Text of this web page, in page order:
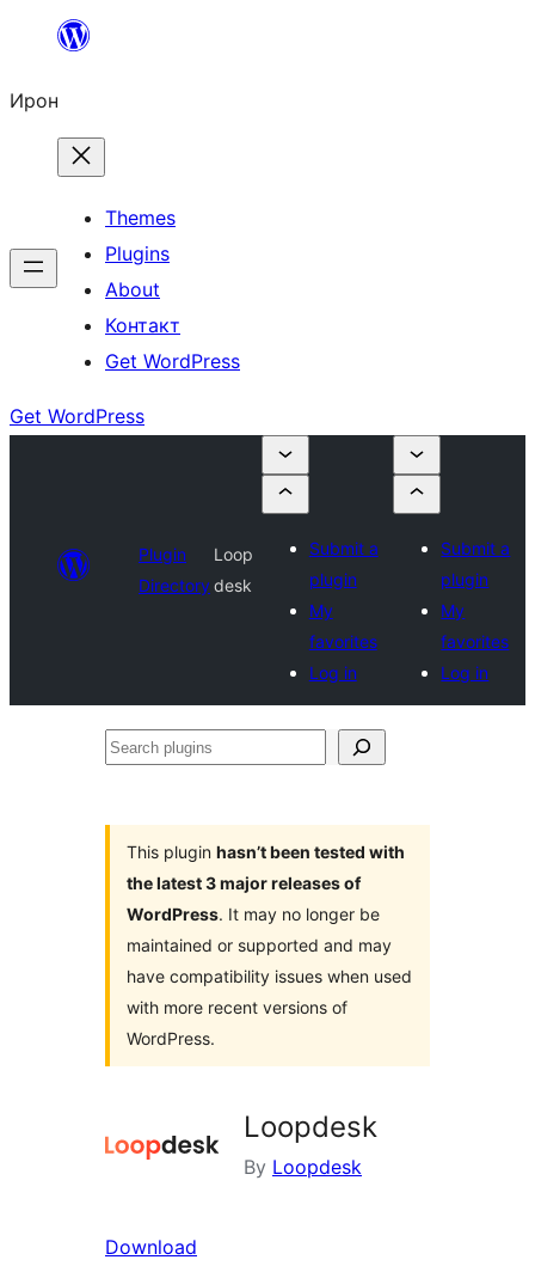
content
Ирон
Themes
Plugins
About
Контакт
Get WordPress
Get WordPress
Plugin
Directory
Loop
desk
Submit a
plugin
My
favorites
Log in
Submit a
plugin
My
favorites
Log in
Search
This plugin hasn’t been tested with
the latest 3 major releases of
WordPress. It may no longer be
maintained or supported and may
have compatibility issues when used
with more recent versions of
WordPress.
Loopdesk
By Loopdesk
Download